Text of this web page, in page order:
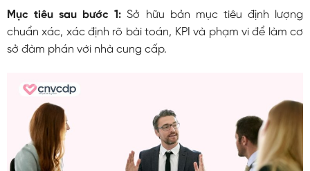
Mục tiêu sau bước 1: Sở hữu bản mục tiêu định lượng
chuẩn xác, xác định rõ bài toán, KPI và phạm vi để làm cơ
sở đàm phán với nhà cung cấp.